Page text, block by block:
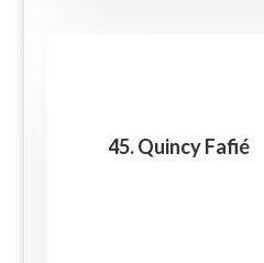
45. Quincy Fafié